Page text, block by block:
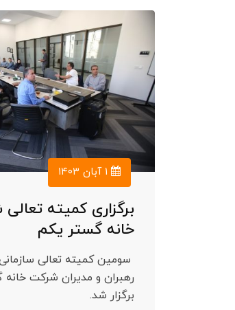
برگزاری کمیته
خانه گستر یکم
سومین کمیته تعالی
رهبران و مدیران شرکت
برگزار شد.